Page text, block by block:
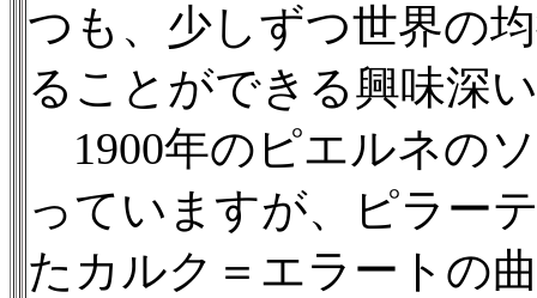
つも、少しずつ世界の
ることができる興味深
1900年のピエルネの
っていますが、ピラー
たカルク＝エラートの